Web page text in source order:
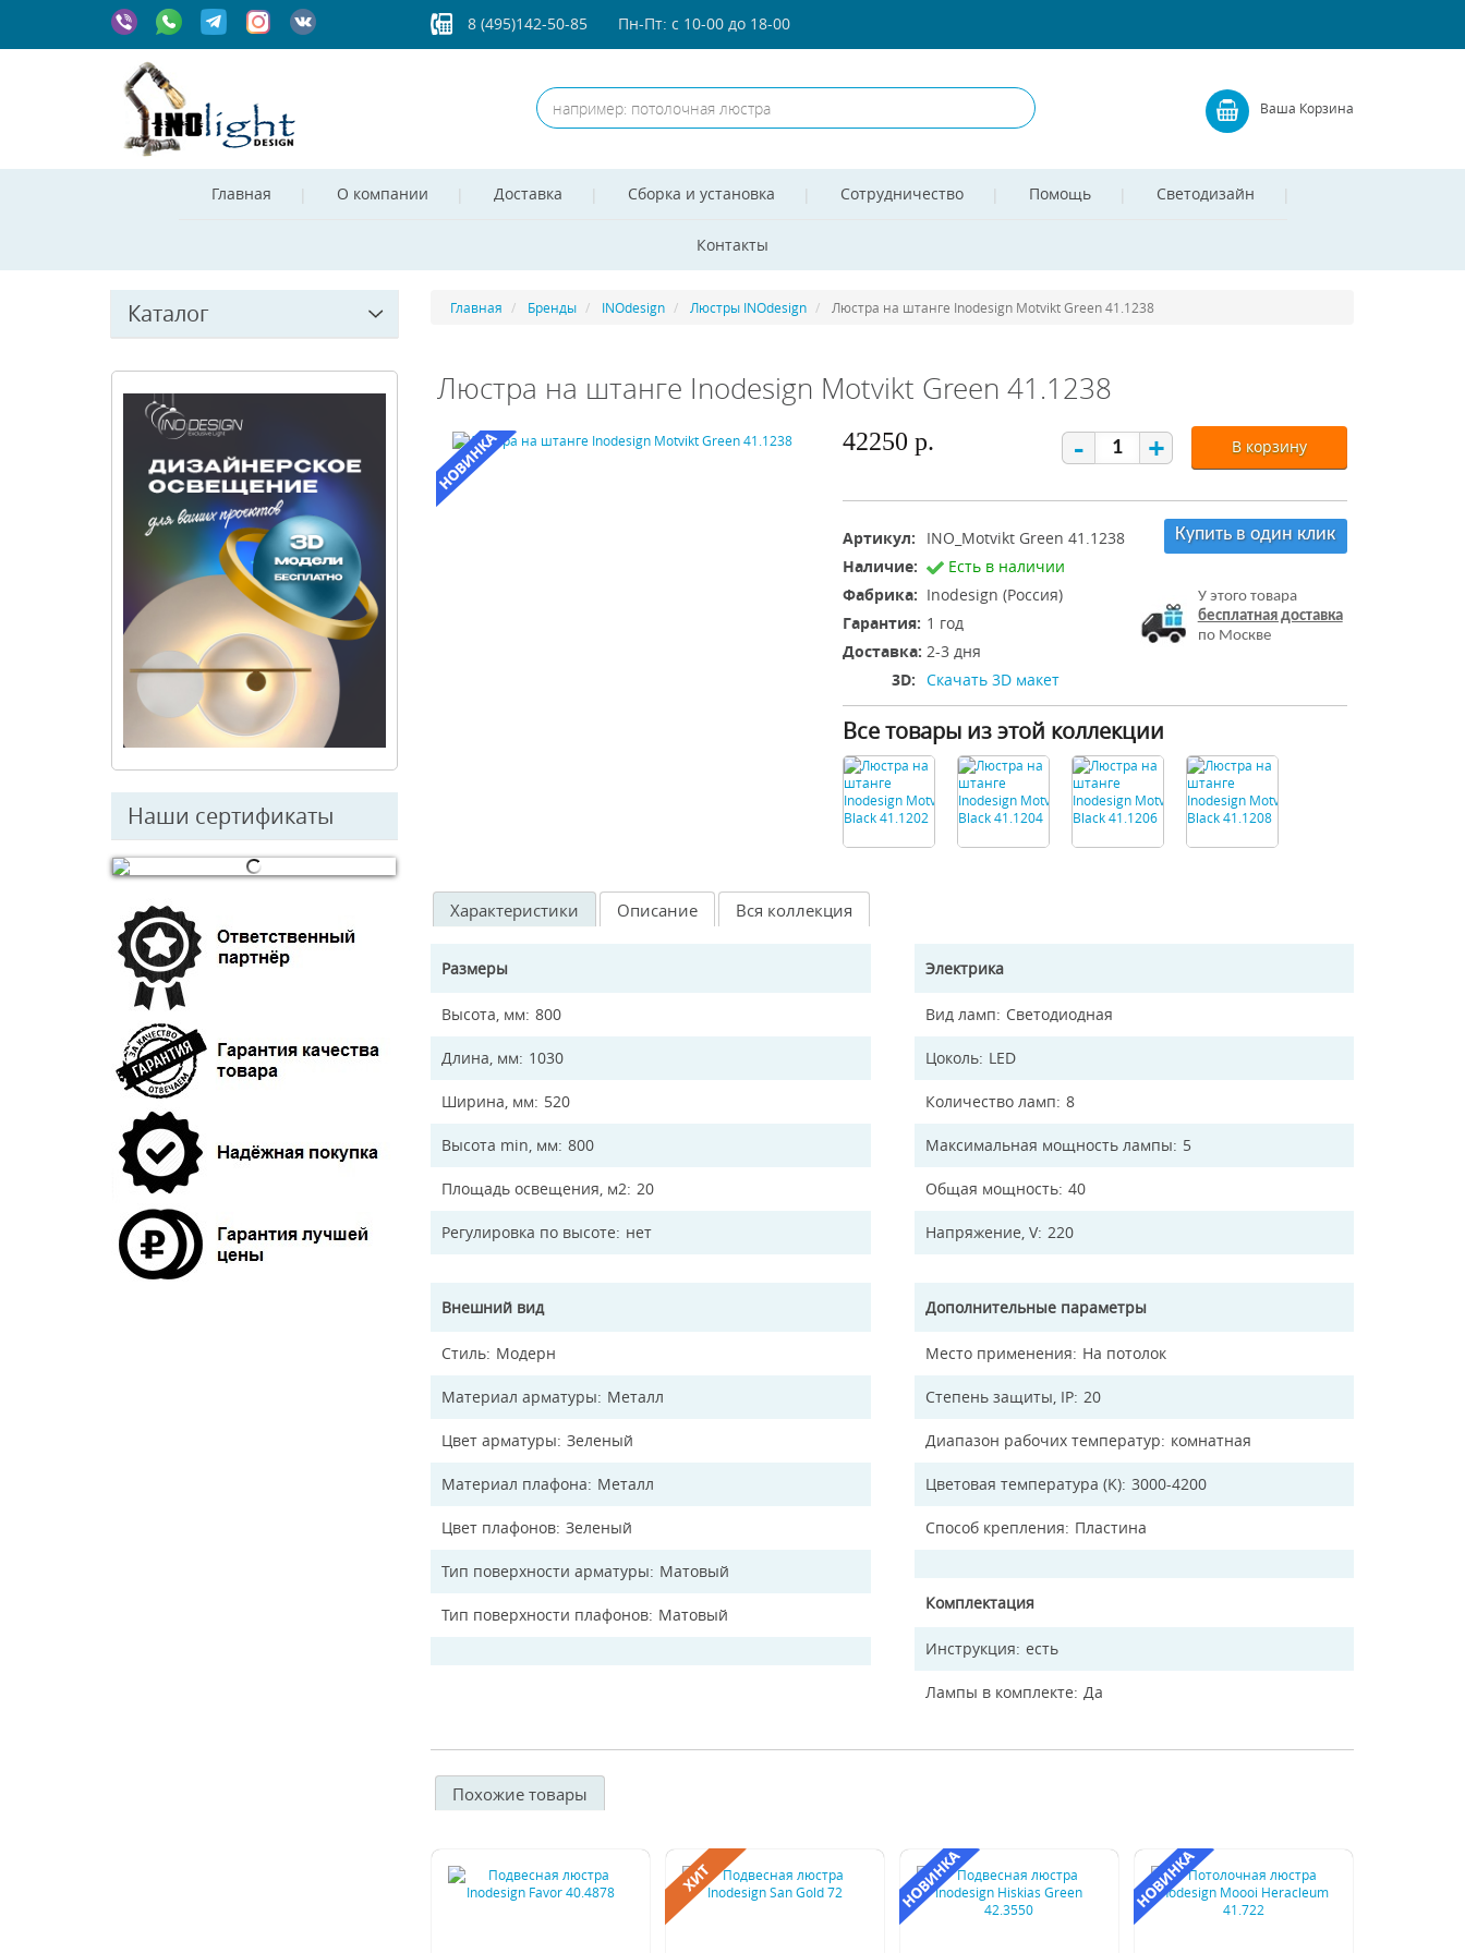
8 (495)142-50-85 Пн-Пт: с 10-00 до 18-00
Ваша Корзина
Главная О компании Доставка Сборка и установка Сотрудничество Помощь Светодизайн
Контакты
Каталог
Наши сертификаты
Главная Бренды INOdesign Люстры INOdesign Люстра на штанге Inodesign Motvikt Green 41.1238
Люстра на штанге Inodesign Motvikt Green 41.1238
42250 р. - + В корзину
Артикул:
INO_Motvikt Green 41.1238
Наличие:
Есть в наличии
Фабрика: Inodesign (Россия)
Гарантия: 1 год
Доставка: 2-3 дня
3D: Скачать 3D макет
Купить в один клик
У этого товара
бесплатная доставка
по Москве
Все товары из этой коллекции
Характеристики Описание Вся коллекция
Размеры
Высота, мм 800
Длина, мм 1030
Ширина, мм 520
Высота min, мм 800
Площадь освещения, м2 20
Регулировка по высоте нет
Внешний вид
Стиль Модерн
Материал арматуры Металл
Цвет арматуры Зеленый
Материал плафона Металл
Цвет плафонов Зеленый
Тип поверхности арматуры Матовый
Тип поверхности плафонов Матовый
Электрика
Вид ламп Светодиодная
Цоколь LED
Количество ламп 8
Максимальная мощность лампы 5
Общая мощность 40
Напряжение, V 220
Дополнительные параметры
Место применения На потолок
Степень защиты, IP 20
Диапазон рабочих температур комнатная
Цветовая температура (K) 3000-4200
Способ крепления Пластина
Комплектация
Инструкция есть
Лампы в комплекте Да
Похожие товары